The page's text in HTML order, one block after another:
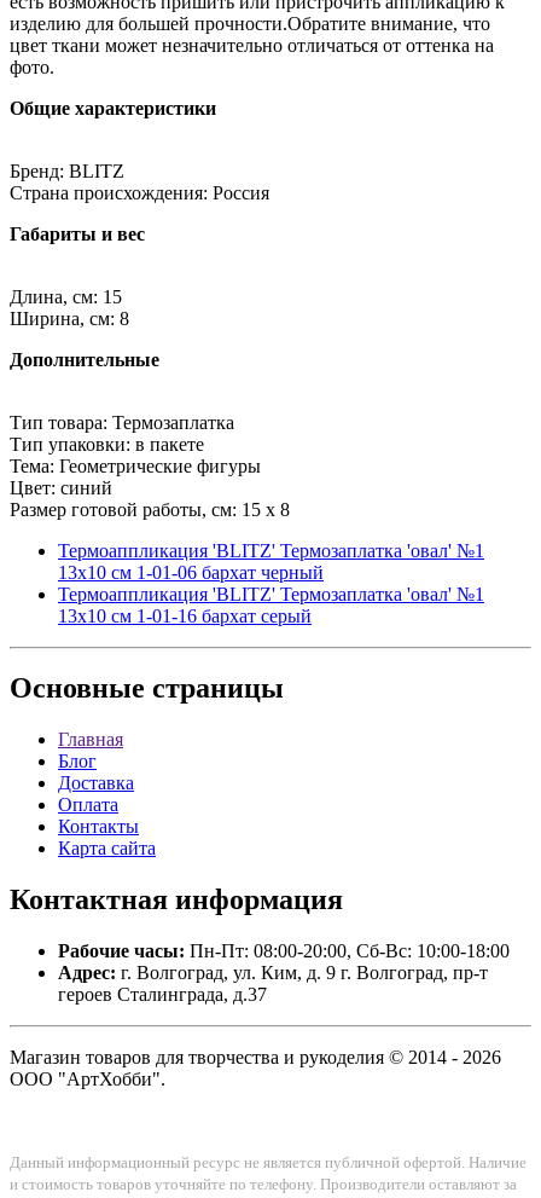
изделию для большей прочности.Обратите внимание, что
цвет ткани может незначительно отличаться от оттенка на
фото.
Общие характеристики
Бренд: BLITZ
Страна происхождения: Россия
Габариты и вес
Длина, см: 15
Ширина, см: 8
Дополнительные
Тип товара: Термозаплатка
Тип упаковки: в пакете
Тема: Геометрические фигуры
Цвет: синий
Размер готовой работы, см: 15 x 8
Термоаппликация 'BLITZ' Термозаплатка 'овал' №1
13х10 см 1-01-06 бархат черный
Термоаппликация 'BLITZ' Термозаплатка 'овал' №1
13х10 см 1-01-16 бархат серый
Основные страницы
Главная
Блог
Доставка
Оплата
Контакты
Карта сайта
Контактная информация
Рабочие часы: Пн-Пт: 08:00-20:00, Сб-Вс: 10:00-18:00
Адрес: г. Волгоград, ул. Ким, д. 9 г. Волгоград, пр-т
героев Сталинграда, д.37
Магазин товаров для творчества и рукоделия © 2014 - 2026
ООО "АртХобби".
Данный информационный ресурс не является публичной офертой. Наличие
и стоимость товаров уточняйте по телефону. Производители оставляют за